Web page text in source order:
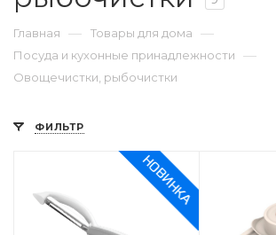
Главная — Товары для дома —
Посуда и кухонные принадлежности —
Овощечистки, рыбочистки
ФИЛЬТР